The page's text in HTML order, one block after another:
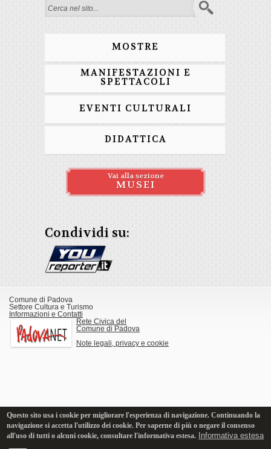
Form di ricerca
MOSTRE
MANIFESTAZIONI E
SPETTACOLI
EVENTI CULTURALI
DIDATTICA
Vai alla sezione
MUSEI
Condividi su:
Comune di Padova
Settore Cultura e Turismo
Informazioni e Contatti
Rete Civica del
Comune di Padova
Note legali, privacy e cookie
Questo sito usa i cookie per migliorare l'esperienza di navigazione. Continuando la
navigazione si accetta l'utilizzo dei cookie. Per saperne di più o negare il consenso
all'uso di tutti o alcuni cookie, consultare l'informativa estesa. Informativa estesa